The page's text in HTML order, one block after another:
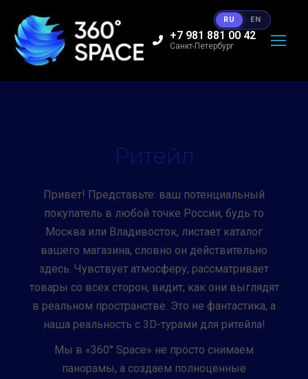
+7 981 881 00 42
Санкт-Петербург
Ритейл
Привет! Представьте: ваш потенциальный
покупатель в любой точке России, будь то
Москва или Владивосток, листает каталог
вашего магазина, словно он действительно
здесь. Чувствует атмосферу, рассматривает
товары со всех сторон, видит, как они выглядят
в реальном пространстве. Это не фантастика, а
наша реальность с 3D-турами для ритейла!
Мы в «360° Space» не просто снимаем
панорамы, а создаем полноценные
RU EN